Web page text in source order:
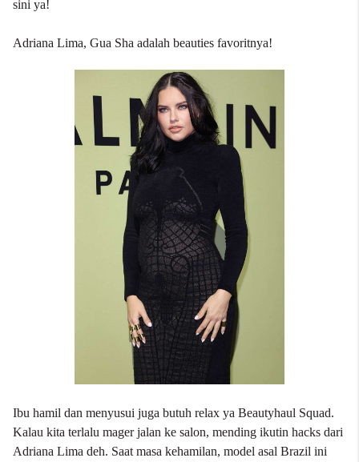
sini ya!
Adriana Lima, Gua Sha adalah beauties favoritnya!
Ibu hamil dan menyusui juga butuh relax ya Beautyhaul Squad.
Kalau kita terlalu mager jalan ke salon, mending ikutin hacks dari
Adriana Lima deh. Saat masa kehamilan, model asal Brazil ini